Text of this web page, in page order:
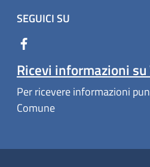
SEGUICI SU
Ricevi informazioni
Per ricevere informazioni
Comune